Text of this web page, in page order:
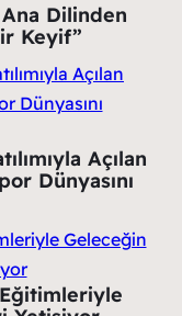
Ana Dilinden
Keyif”
Açılan
Dünyasını
Eğitimleriyle